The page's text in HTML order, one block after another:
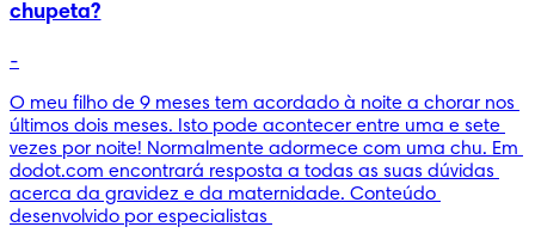
chupeta?
-
O meu filho de 9 meses tem acordado à noite a chorar nos
últimos dois meses. Isto pode acontecer entre uma e sete
vezes por noite! Normalmente adormece com uma chu. Em
dodot.com encontrará resposta a todas as suas dúvidas
acerca da gravidez e da maternidade. Conteúdo
desenvolvido por especialistas